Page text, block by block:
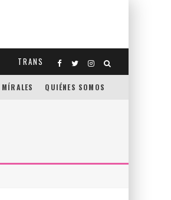
TRANS
MÍRALES QUIÉNES SOMOS